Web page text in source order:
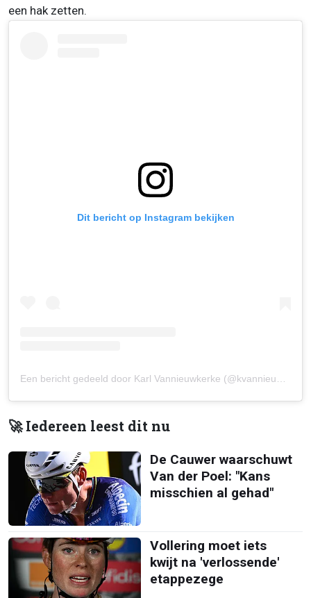
een hak zetten.
Dit bericht op Instagram bekijken
🚀 Iedereen leest dit nu
De Cauwer waarschuwt
Van der Poel: "Kans
misschien al gehad"
Vollering moet iets
kwijt na 'verlossende'
etappezege